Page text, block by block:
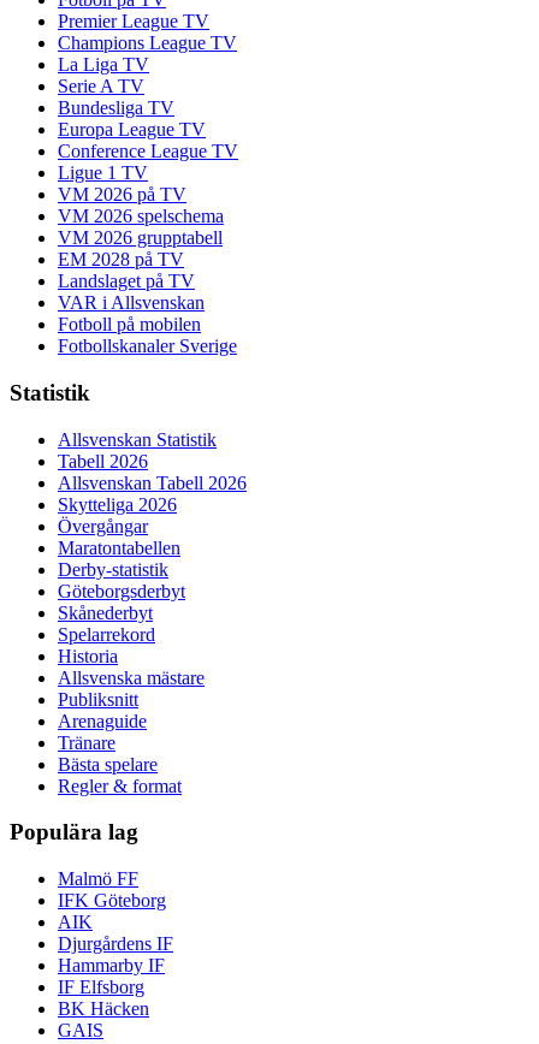
Premier League TV
Champions League TV
La Liga TV
Serie A TV
Bundesliga TV
Europa League TV
Conference League TV
Ligue 1 TV
VM 2026 på TV
VM 2026 spelschema
VM 2026 grupptabell
EM 2028 på TV
Landslaget på TV
VAR i Allsvenskan
Fotboll på mobilen
Fotbollskanaler Sverige
Statistik
Allsvenskan Statistik
Tabell 2026
Allsvenskan Tabell 2026
Skytteliga 2026
Övergångar
Maratontabellen
Derby-statistik
Göteborgsderbyt
Skånederbyt
Spelarrekord
Historia
Allsvenska mästare
Publiksnitt
Arenaguide
Tränare
Bästa spelare
Regler & format
Populära lag
Malmö FF
IFK Göteborg
AIK
Djurgårdens IF
Hammarby IF
IF Elfsborg
BK Häcken
GAIS